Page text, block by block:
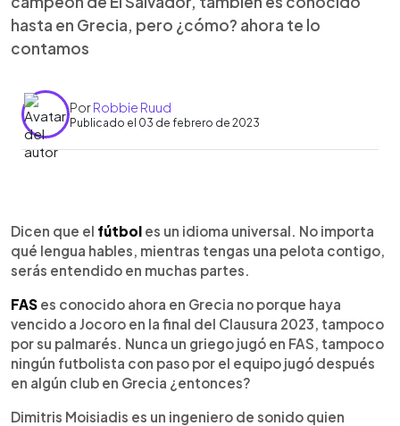
hasta en Grecia, pero ¿cómo? ahora te lo
contamos
PorRobbie Ruud
Publicado el 03 de febrero de 2023
Escuchar artículo
Dicen que el fútbol es un idioma universal. No importa
qué lengua hables, mientras tengas una pelota contigo,
serás entendido en muchas partes.
FAS es conocido ahora en Grecia no porque haya
vencido a Jocoro en la final del Clausura 2023, tampoco
por su palmarés. Nunca un griego jugó en FAS, tampoco
ningún futbolista con paso por el equipo jugó después
en algún club en Grecia ¿entonces?
Dimitris Moisiadis es un ingeniero de sonido quien